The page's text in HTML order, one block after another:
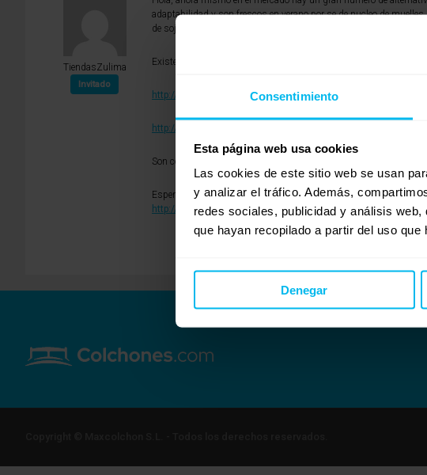
Consentimiento
Esta página web usa cookies
Las cookies de este sitio web se usan
y analizar el tráfico. Además,
redes sociales, publicidad y análisis
que hayan recopilado a partir del uso
Denegar
TiendasZulima
Invitado
adaptabilidad y son frescos en verano por se de nucleo de
de soja que son algo mas frescos que la viscoelastica normal.
Existen muchos colchones de calidad en el mercado con estas
http://www.tiendaszulima.com/Especiales/
http://www.tiendaszulima.com/Mixtos/
Son colchones de una gran calidad y excelente precio, en mi
Espero haberte ayudado
http://www.tiendaszulima.com